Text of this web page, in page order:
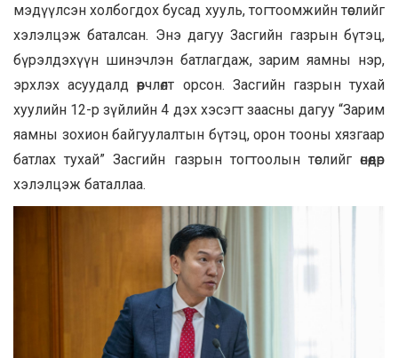
мэдүүлсэн холбогдох бусад хууль, тогтоомжийн төслийг
хэлэлцэж баталсан. Энэ дагуу Засгийн газрын бүтэц,
бүрэлдэхүүн шинэчлэн батлагдаж, зарим яамны нэр,
эрхлэх асуудалд өөрчлөлт орсон. Засгийн газрын тухай
хуулийн 12-р зүйлийн 4 дэх хэсэгт заасны дагуу “Зарим
яамны зохион байгуулалтын бүтэц, орон тооны хязгаар
батлах тухай” Засгийн газрын тогтоолын төслийг өнөөдөр
хэлэлцэж баталлаа.